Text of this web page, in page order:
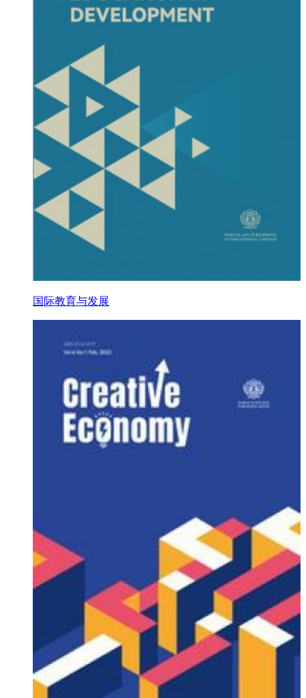
国际教育与发展